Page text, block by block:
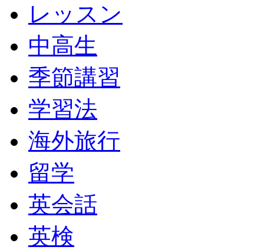
レッスン
中高生
季節講習
学習法
海外旅行
留学
英会話
英検